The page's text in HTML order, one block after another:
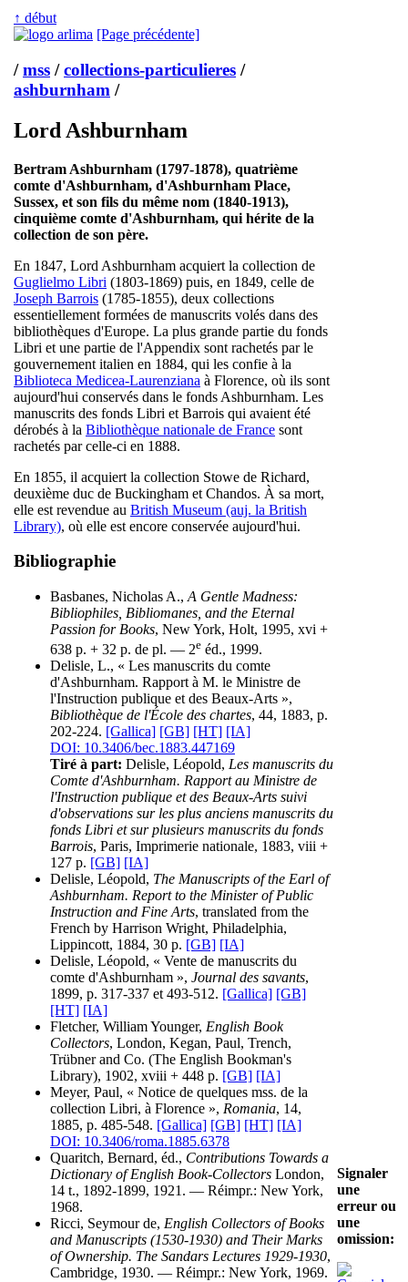
↑ début
[Page précédente]
/mss /collections-particulieres /
ashburnham /
Lord Ashburnham
Bertram Ashburnham (1797-1878), quatrième
comte d'Ashburnham, d'Ashburnham Place,
Sussex, et son fils du même nom (1840-1913),
cinquième comte d'Ashburnham, qui hérite de la
collection de son père.
En 1847, Lord Ashburnham acquiert la collection de
Guglielmo Libri (1803-1869) puis, en 1849, celle de
Joseph Barrois (1785-1855), deux collections
essentiellement formées de manuscrits volés dans des
bibliothèques d'Europe. La plus grande partie du fonds
Libri et une partie de l'Appendix sont rachetés par le
gouvernement italien en 1884, qui les confie à la
Biblioteca Medicea-Laurenziana à Florence, où ils sont
aujourd'hui conservés dans le fonds Ashburnham. Les
manuscrits des fonds Libri et Barrois qui avaient été
dérobés à la Bibliothèque nationale de France sont
rachetés par celle-ci en 1888.
En 1855, il acquiert la collection Stowe de Richard,
deuxième duc de Buckingham et Chandos. À sa mort,
elle est revendue au British Museum (auj. la British
Library), où elle est encore conservée aujourd'hui.
Bibliographie
Basbanes, Nicholas A., A Gentle Madness:
Bibliophiles, Bibliomanes, and the Eternal
Passion for Books, New York, Holt, 1995, xvi +
638 p. + 32 p. de pl. — 2e éd., 1999.
Delisle, L., « Les manuscrits du comte
d'Ashburnham. Rapport à M. le Ministre de
l'Instruction publique et des Beaux-Arts »,
Bibliothèque de l'École des chartes, 44, 1883, p.
202-224. [Gallica] [GB] [HT] [IA]
DOI: 10.3406/bec.1883.447169
Tiré à part: Delisle, Léopold, Les manuscrits du
Comte d'Ashburnham. Rapport au Ministre de
l'Instruction publique et des Beaux-Arts suivi
d'observations sur les plus anciens manuscrits du
fonds Libri et sur plusieurs manuscrits du fonds
Barrois, Paris, Imprimerie nationale, 1883, viii +
127 p. [GB] [IA]
Delisle, Léopold, The Manuscripts of the Earl of
Ashburnham. Report to the Minister of Public
Instruction and Fine Arts, translated from the
French by Harrison Wright, Philadelphia,
Lippincott, 1884, 30 p. [GB] [IA]
Delisle, Léopold, « Vente de manuscrits du
comte d'Ashburnham », Journal des savants,
1899, p. 317-337 et 493-512. [Gallica] [GB]
[HT] [IA]
Fletcher, William Younger, English Book
Collectors, London, Kegan, Paul, Trench,
Trübner and Co. (The English Bookman's
Library), 1902, xviii + 448 p. [GB] [IA]
Meyer, Paul, « Notice de quelques mss. de la
collection Libri, à Florence », Romania, 14,
1885, p. 485-548. [Gallica] [GB] [HT] [IA]
DOI: 10.3406/roma.1885.6378
Quaritch, Bernard, éd., Contributions Towards a
Dictionary of English Book-Collectors London,
14 t., 1892-1899, 1921. — Réimpr.: New York,
1968.
Ricci, Seymour de, English Collectors of Books
and Manuscripts (1530-1930) and Their Marks
of Ownership. The Sandars Lectures 1929-1930,
Cambridge, 1930. — Réimpr.: New York, 1969.
Signaler
une
erreur ou
une
omission: